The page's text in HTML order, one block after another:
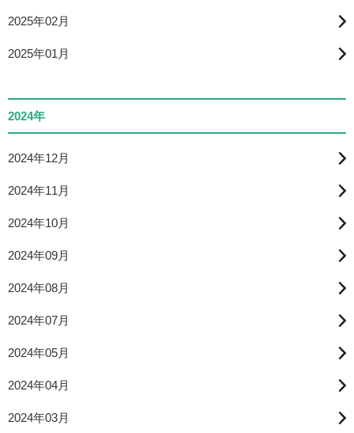
2025年02月
2025年01月
2024年
2024年12月
2024年11月
2024年10月
2024年09月
2024年08月
2024年07月
2024年05月
2024年04月
2024年03月